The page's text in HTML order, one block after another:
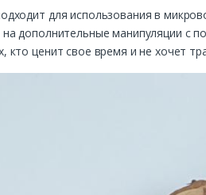
для использования в
на дополнительные манипуляции с
кто ценит свое время и не хочет